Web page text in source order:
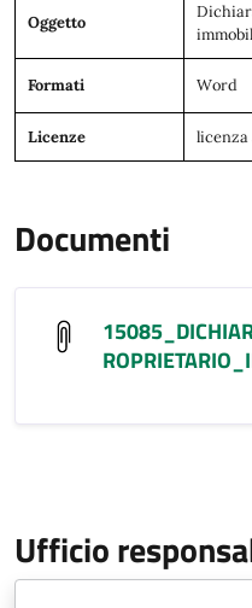
Oggetto
Formati Word
Licenze
Documenti
Ufficio